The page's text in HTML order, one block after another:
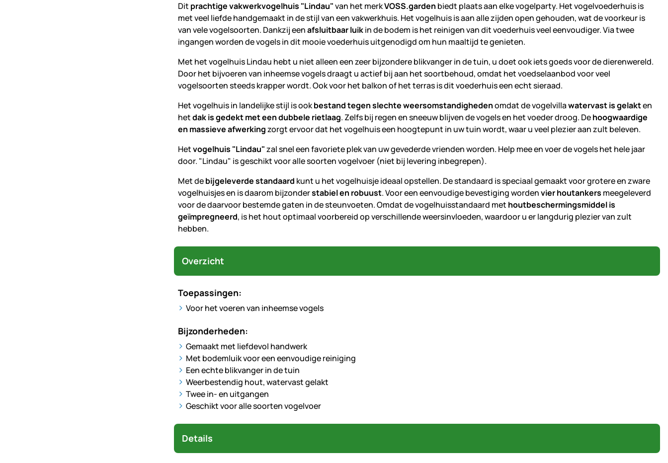
Dit prachtige vakwerkvogelhuis "Lindau"van het merkVOSS.garden biedt plaats aan elke vogelparty. Het vogelvoederhuis is
met veel liefde handgemaakt in de stijl van een vakwerkhuis. Het vogelhuis is aan alle zijden open gehouden, wat de voorkeur is
van vele vogelsoorten. Dankzij eenafsluitbaar luikin de bodem is het reinigen van dit voederhuis veel eenvoudiger. Via twee
ingangen worden de vogels in dit mooie voederhuis uitgenodigd om hun maaltijd te genieten.
Met het vogelhuis Lindau hebt u niet alleen een zeer bijzondere blikvanger in de tuin, u doet ook iets goeds voor de dierenwereld.
Door het bijvoeren van inheemse vogels draagt u actief bij aan het soortbehoud, omdat het voedselaanbod voor veel
vogelsoorten steeds krapper wordt. Ook voor het balkon of het terras is dit voederhuis een echt sieraad.
Het vogelhuis in landelijke stijl is ookbestand tegen slechte weersomstandighedenomdat de vogelvillawatervast is gelakten
hetdak is gedekt met een dubbele rietlaag. Zelfs bij regen en sneeuw blijven de vogels en het voeder droog. Dehoogwaardige
en massieve afwerkingzorgt ervoor dat het vogelhuis een hoogtepunt in uw tuin wordt, waar u veel plezier aan zult beleven.
Hetvogelhuis "Lindau"zal snel een favoriete plek van uw gevederde vrienden worden. Help mee en voer de vogels het hele jaar
door. "Lindau" is geschikt voor alle soorten vogelvoer (niet bij levering inbegrepen).
Met debijgeleverde standaard kunt u het vogelhuisje ideaal opstellen. De standaard is speciaal gemaakt voor grotere en zware
vogelhuisjes en is daarom bijzonderstabiel en robuust. Voor een eenvoudige bevestiging wordenvier houtankers meegeleverd
voor de daarvoor bestemde gaten in de steunvoeten. Omdat de vogelhuisstandaard met houtbeschermingsmiddel is
geïmpregneerd, is het hout optimaal voorbereid op verschillende weersinvloeden, waardoor u er langdurig plezier van zult
hebben.
Overzicht
Toepassingen:
Voor het voeren van inheemse vogels
Bijzonderheden:
Gemaakt met liefdevol handwerk
Met bodemluik voor een eenvoudige reiniging
Een echte blikvanger in de tuin
Weerbestendig hout, watervast gelakt
Twee in- en uitgangen
Geschikt voor alle soorten vogelvoer
Details